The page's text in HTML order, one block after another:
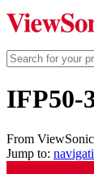
IFP50-
From
Jump to: